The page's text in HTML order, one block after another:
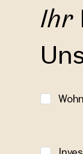
Ihr